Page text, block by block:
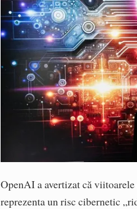
OpenAI a avertizat că
reprezenta un risc cibernetic